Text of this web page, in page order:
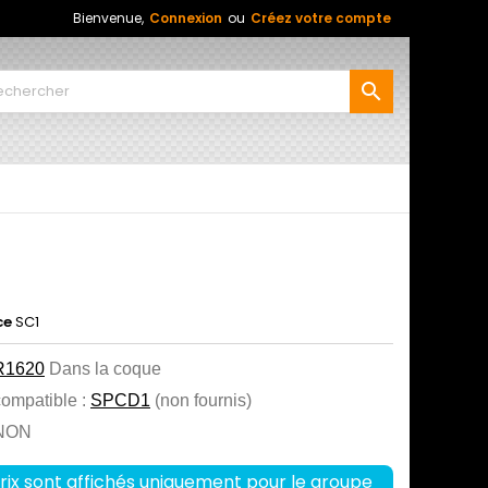
Bienvenue, Connexion ou Créez votre compte

SC1
Dans la coque
: SPCD1 (non fournis)
sont affichés uniquement pour le groupe